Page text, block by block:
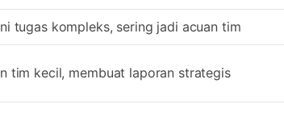
tugas kompleks, sering jadi acuan tim
tim kecil, membuat laporan strategis